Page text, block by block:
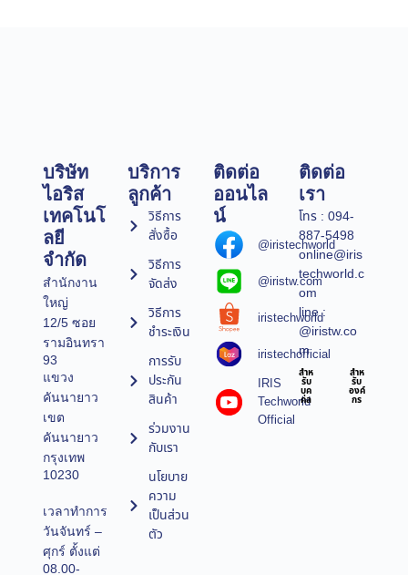
บริษัท
ไอริส
เทคโนโ
ลยี
จำกัด
สำนักงาน
ใหญ่
12/5 ซอย
รามอินทรา
93
แขวง
คันนายาว
เขต
คันนายาว
กรุงเทพ
10230
เวลาทำการ
วันจันทร์ –
ศุกร์ ตั้งแต่
08.00-
บริการ
ลูกค้า
วิธีการ
สั่งซื้อ
วิธีการ
จัดส่ง
วิธีการ
ชำระเงิน
การรับ
ประกัน
สินค้า
ร่วมงาน
กับเรา
นโยบาย
ความ
เป็นส่วน
ตัว
ติดต่อ
ออนไล
น์
@iristechworld
@iristw.com
iristechworld
iristechofficial
IRIS
Techworld
Official
ติดต่อ
เรา
โทร : 094-
887-5498
online@iris
techworld.c
om
line :
@iristw.co
m
สำห
รับ
บุค
คล
สำห
รับ
องค์
กร